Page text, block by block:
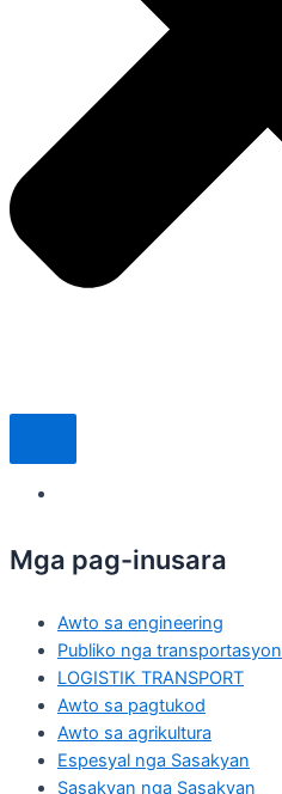
Mga pag-inusara
Awto sa engineering
Publiko nga transportasyon
LOGISTIK TRANSPORT
Awto sa pagtukod
Awto sa agrikultura
Espesyal nga Sasakyan
Sasakyan nga Sasakyan